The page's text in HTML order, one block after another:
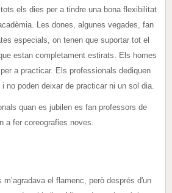
els dies per a tindre una bona flexibilitat
Les dones, algunes vegades, fan
especials, on tenen que suportar tot el
estan completament estirats. Els homes
a practicar. Els professionals dediquen
no poden deixar de practicar ni un sol dia.
quan es jubilen es fan professors de
a fer coreografies noves.
el flamenc, però després d'un